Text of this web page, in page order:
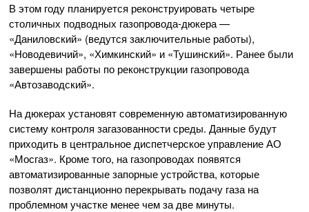
В этом году планируется реконструировать четыре
столичных подводных газопровода-дюкера —
«Даниловский» (ведутся заключительные работы),
«Новодевичий», «Химкинский» и «Тушинский». Ранее были
завершены работы по реконструкции газопровода
«Автозаводский».
На дюкерах установят современную автоматизированную
систему контроля загазованности среды. Данные будут
приходить в центральное диспетчерское управление АО
«Мосгаз». Кроме того, на газопроводах появятся
автоматизированные запорные устройства, которые
позволят дистанционно перекрывать подачу газа на
проблемном участке менее чем за две минуты.